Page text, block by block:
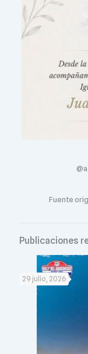
Fuente
Publicaciones
29 julio, 2026